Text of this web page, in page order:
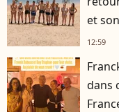
et
12:59
dans